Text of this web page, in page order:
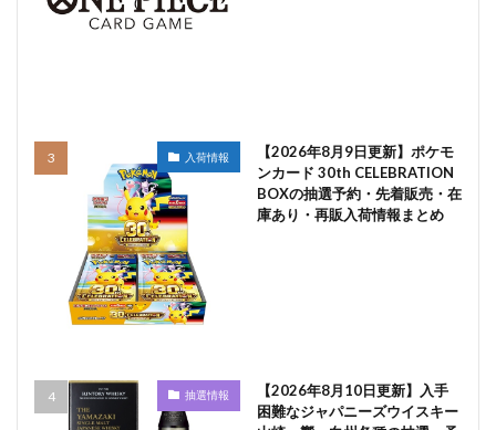
入荷情報
【2026年8月9日更新】ポケモ
ンカード 30th CELEBRATION
BOXの抽選予約・先着販売・在
庫あり・再販入荷情報まとめ
抽選情報
【2026年8月10日更新】入手
困難なジャパニーズウイスキー